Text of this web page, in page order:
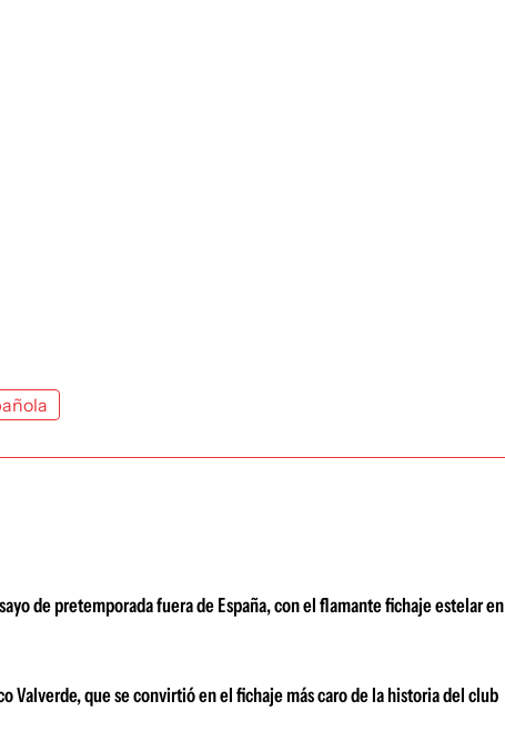
de pretemporada fuera de España, con el flamante fichaje estelar en
Valverde, que se convirtió en el fichaje más caro de la historia del club